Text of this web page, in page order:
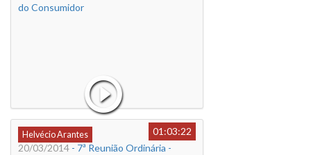
do Consumidor
Helvécio Arantes
01:03:22
20/03/2014 - 7ª Reunião Ordinária -